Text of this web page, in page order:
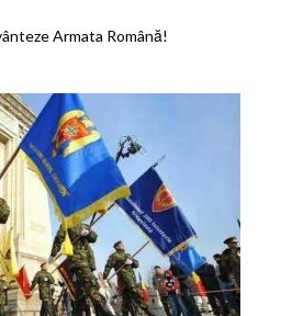
Armata Română!